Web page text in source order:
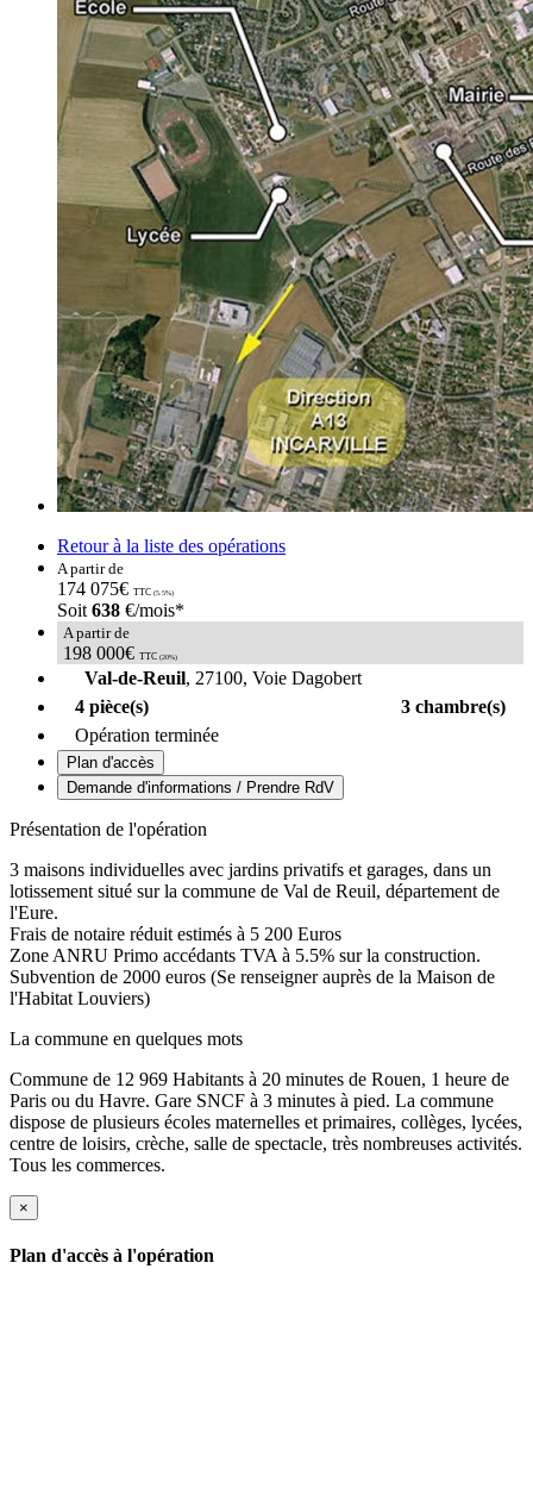
Retour à la liste des opérations
A partir de
174 075€ TTC (5.5%)
Soit 638 €/mois*
A partir de
198 000€ TTC (20%)
Val-de-Reuil, 27100, Voie Dagobert
4 pièce(s)
3 chambre(s)
Opération terminée
Plan d'accès
Demande d'informations / Prendre RdV
Présentation de l'opération
3 maisons individuelles avec jardins privatifs et garages, dans un
lotissement situé sur la commune de Val de Reuil, département de
l'Eure.
Frais de notaire réduit estimés à 5 200 Euros
Zone ANRU Primo accédants TVA à 5.5% sur la construction.
Subvention de 2000 euros (Se renseigner auprès de la Maison de
l'Habitat Louviers)
La commune en quelques mots
Commune de 12 969 Habitants à 20 minutes de Rouen, 1 heure de
Paris ou du Havre. Gare SNCF à 3 minutes à pied. La commune
dispose de plusieurs écoles maternelles et primaires, collèges, lycées,
centre de loisirs, crèche, salle de spectacle, très nombreuses activités.
Tous les commerces.
×
Plan d'accès à l'opération